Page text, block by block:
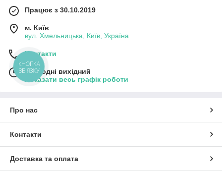
Працює з 30.10.2019
м. Київ
вул. Хмельницька, Київ, Україна
Контакти
Сьогодні вихідний
Показати весь графік роботи
Про нас
Контакти
Доставка та оплата
КНОПКА
ЗВ'ЯЗКУ